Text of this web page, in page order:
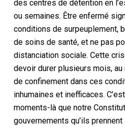
des centres de détention en
ou semaines. Être enfermé
conditions de surpeuplement,
de soins de santé, et ne pas
distanciation sociale. Cette
devoir durer plusieurs mois,
de confinement dans ces
inhumaines et inefficaces.
moments-là que notre
gouvernements qu’ils